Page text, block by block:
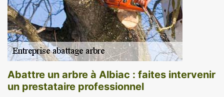
Abattre un arbre à Albiac : faites intervenir
un prestataire professionnel